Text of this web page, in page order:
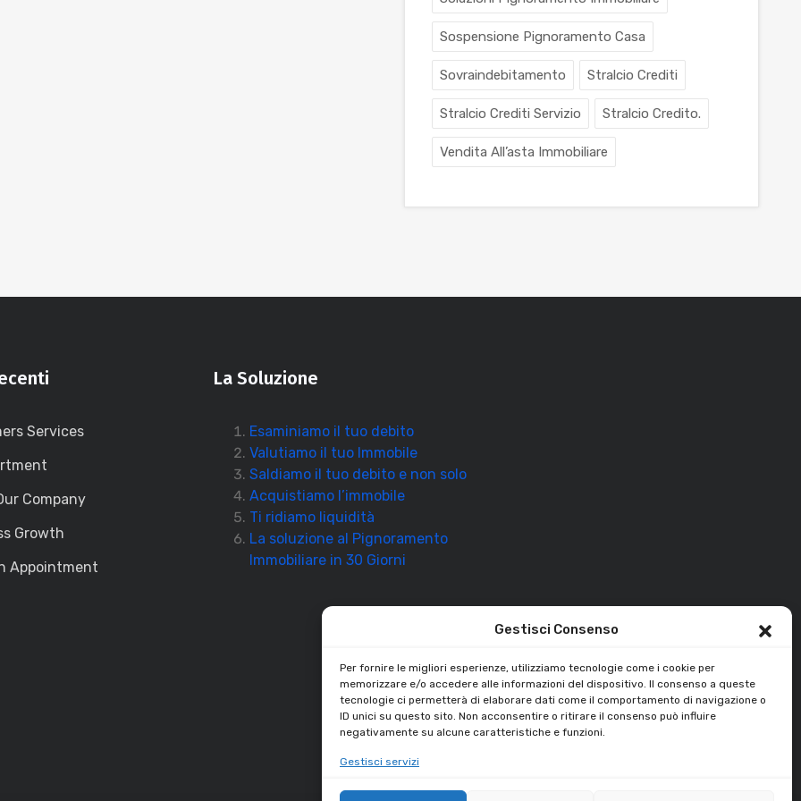
Gestisci Consenso
Per fornire le migliori esperienze, utilizziamo tecnologie come i cookie per
memorizzare e/o accedere alle informazioni del dispositivo. Il consenso a queste
tecnologie ci permetterà di elaborare dati come il comportamento di navigazione o
ID unici su questo sito. Non acconsentire o ritirare il consenso può influire
negativamente su alcune caratteristiche e funzioni.
Gestisci servizi
Sospensione Pignoramento Casa
Sovraindebitamento Stralcio Crediti
Stralcio Crediti Servizio Stralcio Credito.
Vendita All’asta Immobiliare
Services
Company
Growth
Appointment
La Soluzione
Esaminiamo il tuo debito
Valutiamo il tuo Immobile
Saldiamo il tuo debito e non solo
Acquistiamo l’immobile
Ti ridiamo liquidità
La soluzione al Pignoramento
Immobiliare in 30 Giorni